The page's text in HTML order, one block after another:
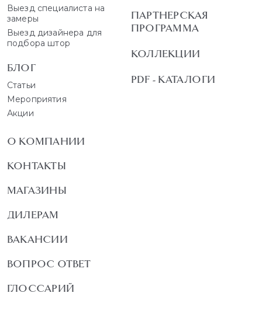
Выезд специалиста на
замеры
Выезд дизайнера для
подбора штор
БЛОГ
Статьи
Мероприятия
Акции
ПАРТНЕРСКАЯ
ПРОГРАММА
КОЛЛЕКЦИИ
PDF - КАТАЛОГИ
О КОМПАНИИ
КОНТАКТЫ
МАГАЗИНЫ
ДИЛЕРАМ
ВАКАНСИИ
ВОПРОС ОТВЕТ
ГЛОССАРИЙ